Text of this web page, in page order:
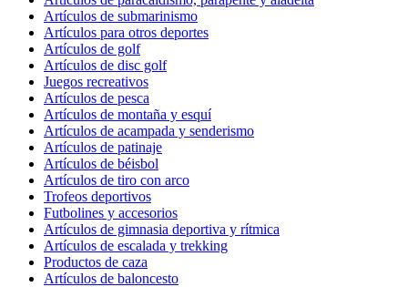
Artículos de submarinismo
Artículos para otros deportes
Artículos de golf
Artículos de disc golf
Juegos recreativos
Artículos de pesca
Artículos de montaña y esquí
Artículos de acampada y senderismo
Artículos de patinaje
Artículos de béisbol
Artículos de tiro con arco
Trofeos deportivos
Futbolines y accesorios
Artículos de gimnasia deportiva y rítmica
Artículos de escalada y trekking
Productos de caza
Artículos de baloncesto